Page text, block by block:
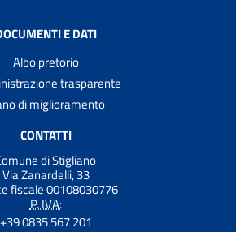
E DATI
Albo pretorio
trasparente
di miglioramento
CONTATTI
di Stigliano
Via Zanardelli, 33
fiscale 00108030776
P. IVA:
+39 0835 567 201